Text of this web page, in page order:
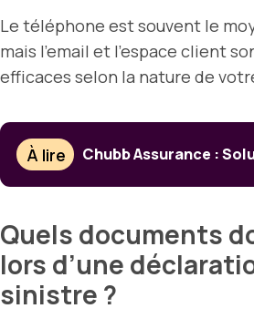
Le téléphone est souvent le
mais l’email et l’espace client
efficaces selon la nature de
À lire Chubb Assurance :
Quels documents
lors d’une
sinistre ?